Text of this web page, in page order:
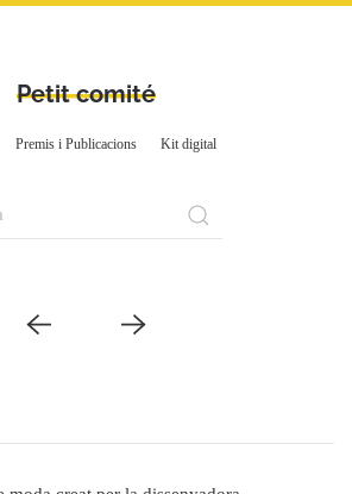
Petit comité
Premis i Publicacions Kit digital